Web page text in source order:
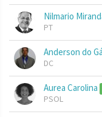
Nilmario
PT
Anderson do
DC
Aurea Carolina
PSOL